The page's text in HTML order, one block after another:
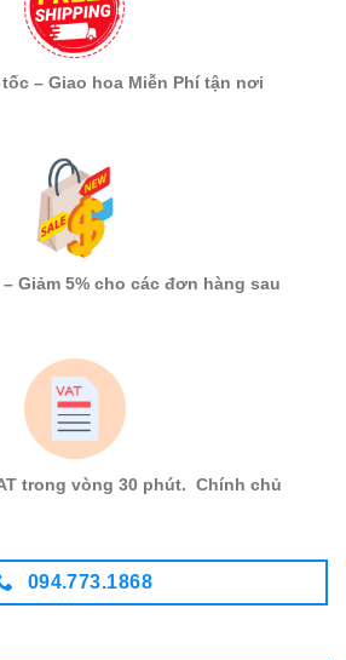
– Giao hoa Miễn Phí tận nơi
Giảm 5% cho các đơn hàng sau
trong vòng 30 phút. Chính chủ
094.773.1868